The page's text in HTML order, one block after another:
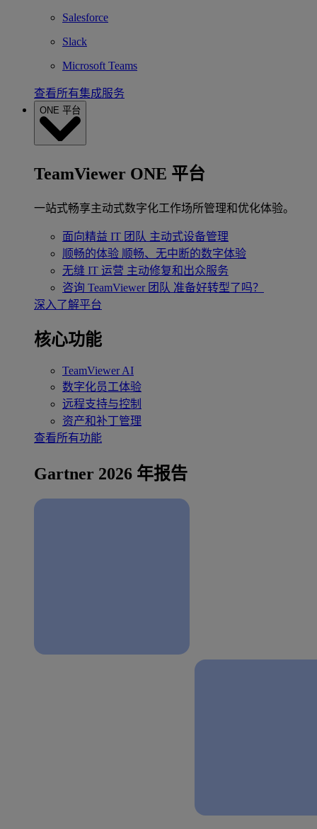
Salesforce
Slack
Microsoft Teams
查看所有集成服务
ONE 平台
TeamViewer ONE 平台
一站式畅享主动式数字化工作场所管理和优化体验。
面向精益 IT 团队 主动式设备管理
顺畅的体验 顺畅、无中断的数字体验
无缝 IT 运营 主动修复和出众服务
咨询 TeamViewer 团队 准备好转型了吗？
深入了解平台
核心功能
TeamViewer AI
数字化员工体验
远程支持与控制
资产和补丁管理
查看所有功能
Gartner 2026 年报告